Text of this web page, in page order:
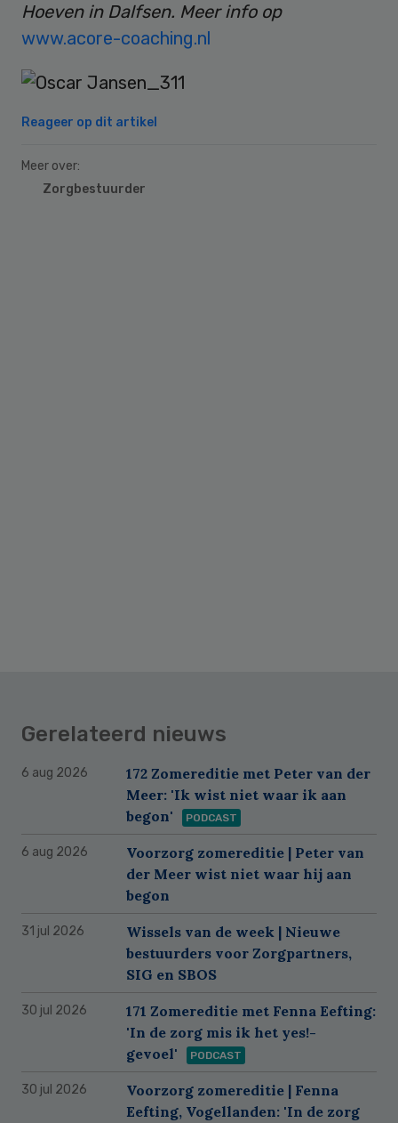
Hoeven in Dalfsen. Meer info op
www.acore-coaching.nl
Reageer op dit artikel
Meer over:
Zorgbestuurder
Gerelateerd nieuws
6 aug 2026
172 Zomereditie met Peter van der
Meer: 'Ik wist niet waar ik aan
begon'
PODCAST
6 aug 2026
Voorzorg zomereditie | Peter van
der Meer wist niet waar hij aan
begon
31 jul 2026
Wissels van de week | Nieuwe
bestuurders voor Zorgpartners,
SIG en SBOS
30 jul 2026
171 Zomereditie met Fenna Eefting:
'In de zorg mis ik het yes!-
gevoel'
PODCAST
30 jul 2026
Voorzorg zomereditie | Fenna
Eefting, Vogellanden: 'In de zorg